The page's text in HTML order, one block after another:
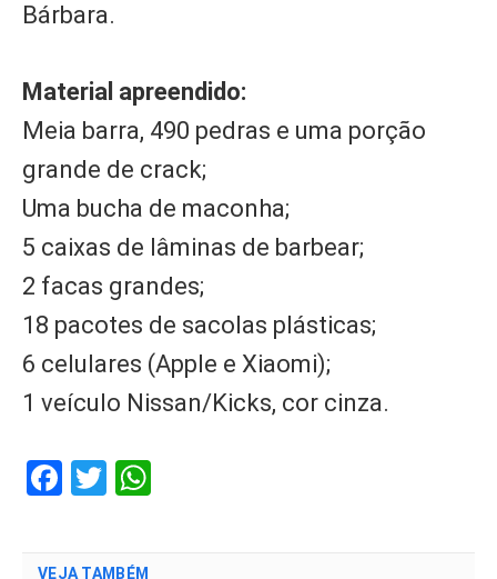
Bárbara.
Material apreendido:
Meia barra, 490 pedras e uma porção
grande de crack;
Uma bucha de maconha;
5 caixas de lâminas de barbear;
2 facas grandes;
18 pacotes de sacolas plásticas;
6 celulares (Apple e Xiaomi);
1 veículo Nissan/Kicks, cor cinza.
Facebook
Twitter
VEJA TAMBÉM